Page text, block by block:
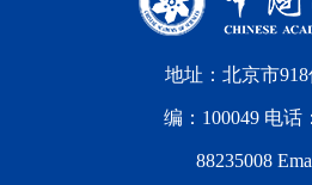
地址：北京市
编：100049 电话
88235008